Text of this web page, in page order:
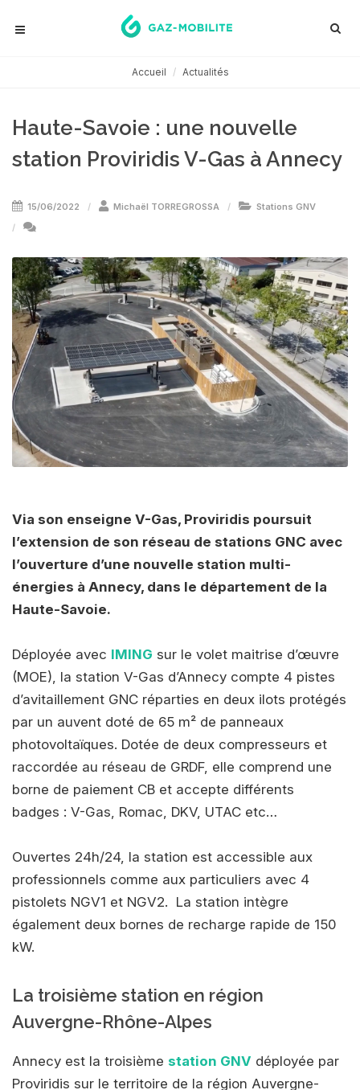
Accueil Actualités
Haute-Savoie : une nouvelle
station Proviridis V-Gas à Annecy
15/06/2022 Michaël TORREGROSSA Stations GNV
Via son enseigne V-Gas, Proviridis poursuit
l’extension de son réseau de stations GNC avec
l’ouverture d’une nouvelle station multi-
énergies à Annecy, dans le département de la
Haute-Savoie.
Déployée avec IMING sur le volet maitrise d’œuvre
(MOE), la station V-Gas d’Annecy compte 4 pistes
d’avitaillement GNC réparties en deux ilots protégés
par un auvent doté de 65 m² de panneaux
photovoltaïques. Dotée de deux compresseurs et
raccordée au réseau de GRDF, elle comprend une
borne de paiement CB et accepte différents
badges : V-Gas, Romac, DKV, UTAC etc…
Ouvertes 24h/24, la station est accessible aux
professionnels comme aux particuliers avec 4
pistolets NGV1 et NGV2. La station intègre
également deux bornes de recharge rapide de 150
kW.
La troisième station en région
Auvergne-Rhône-Alpes
Annecy est la troisième station GNV déployée par
Proviridis sur le territoire de la région Auvergne-